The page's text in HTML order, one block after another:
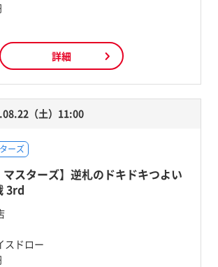
詳細
（土）11:00
ーズ
マスターズ】逆札のドキドキつよい
3rd
スドロー